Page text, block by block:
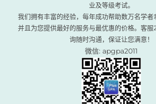
业及等级考试。
我们拥有丰富的经验，每年成功帮助数万名学者
并且为您提供最好的服务与最优惠的价格。客
询随时沟通，保证让您满意！
微信: apgpa2011